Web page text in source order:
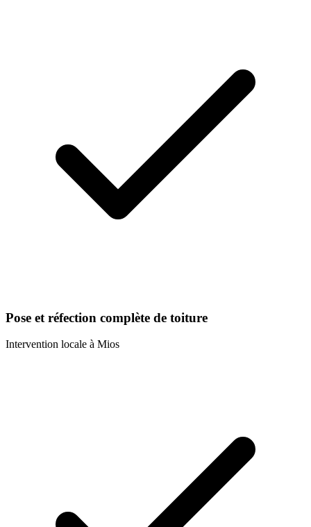
Pose et réfection complète de toiture
Intervention locale à Mios